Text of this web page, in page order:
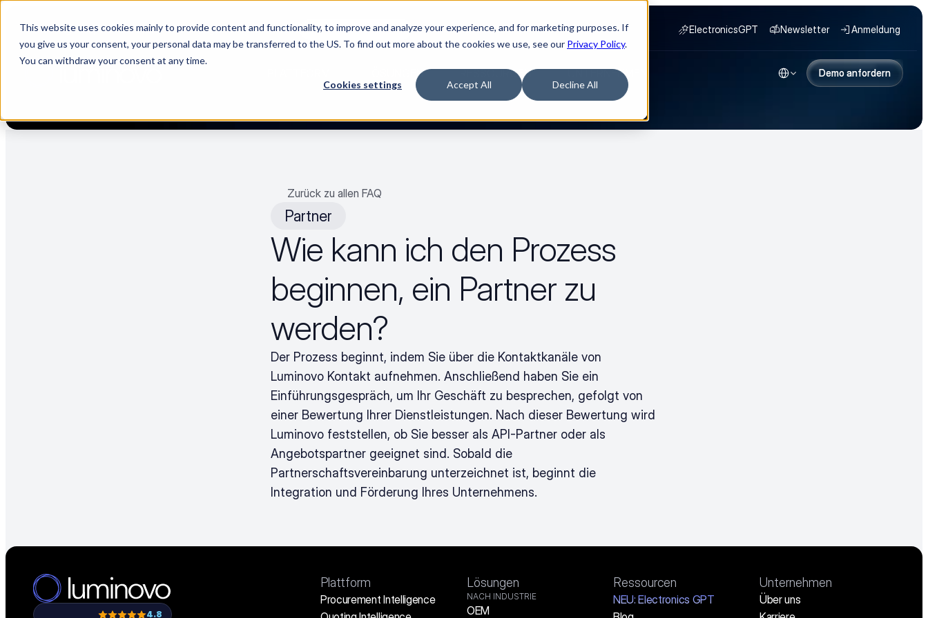
This website uses cookies mainly to provide content and functionality, to improve and analyze your experience, and for marketing purposes. If
you give us your consent, your personal data may be transferred to the US. To find out more about the cookies we use, see our Privacy Policy.
You can withdraw your consent at any time.
Cookies settings Accept All Decline All
Choosing a supplier still feels like a dating show. We filmed it. Watch “The Buyerette” ElectronicsGPT Newsletter Anmeldung
LÖSUNGEN RESSOURCEN UNTERNEHMEN
Select Language
Demo anfordern
Demo anfordern
Zurück zu allen FAQ
Partner
Wie kann ich den Prozess
beginnen, ein Partner zu
werden?
Der Prozess beginnt, indem Sie über die Kontaktkanäle von
Luminovo Kontakt aufnehmen. Anschließend haben Sie ein
Einführungsgespräch, um Ihr Geschäft zu besprechen, gefolgt von
einer Bewertung Ihrer Dienstleistungen. Nach dieser Bewertung wird
Luminovo feststellen, ob Sie besser als API-Partner oder als
Angebotspartner geeignet sind. Sobald die
Partnerschaftsvereinbarung unterzeichnet ist, beginnt die
Integration und Förderung Ihres Unternehmens.
4.8
Plattform
Procurement Intelligence
Lösungen
NACH INDUSTRIE
OEM
Ressourcen
NEU: Electronics GPT
Unternehmen
Über uns